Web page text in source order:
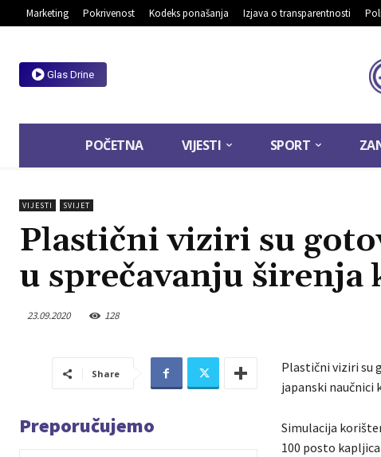
Marketing Pokrivenost Kodeks ponašanja Izjava o transparentnosti
Glas Drine
POČETNA VIJESTI SPORT
VIJESTI SVIJET
Plastični viziri su
u sprečavanju širenja
23.09.2020 128
Share
Preporučujemo
Plastični viziri su
japanski naučnici
Simulacija
100 posto